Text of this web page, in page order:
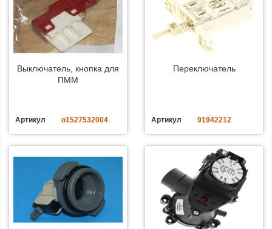
Выключатель, кнопка для
ПММ
Артикул o1527532004
Переключатель
Артикул 91942212